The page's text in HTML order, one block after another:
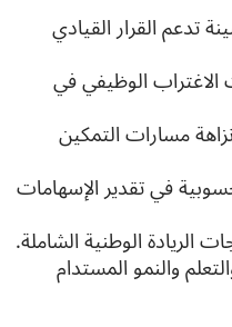
تدعم القرار القيادي
الاغتراب الوظيفي في
مسارات التمكين
في تقدير الإسهامات
الريادة الوطنية الشاملة.
والنمو المستدام